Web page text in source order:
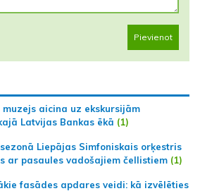
Pievienot
muzejs aicina uz ekskursijām
Latvijas Bankas ēkā (1)
Liepājas Simfoniskais orķestris
ar pasaules vadošajiem čellistiem (1)
fasādes apdares veidi: kā izvēlēties